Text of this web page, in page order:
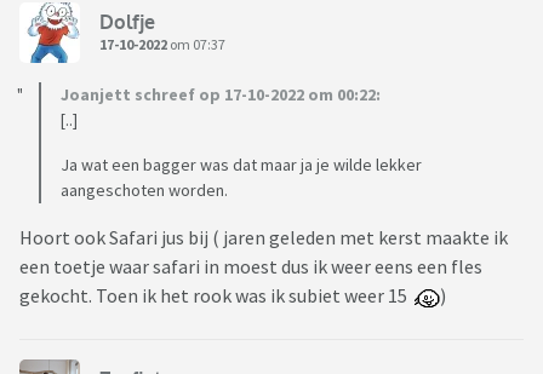
Dolfje
17-10-2022 om 07:37
Joanjett schreef op 17-10-2022 om 00:22:
[..]
Ja wat een bagger was dat maar ja je wilde lekker
aangeschoten worden.
Hoort ook Safari jus bij ( jaren geleden met kerst maakte ik
een toetje waar safari in moest dus ik weer eens een fles
gekocht. Toen ik het rook was ik subiet weer 15
)